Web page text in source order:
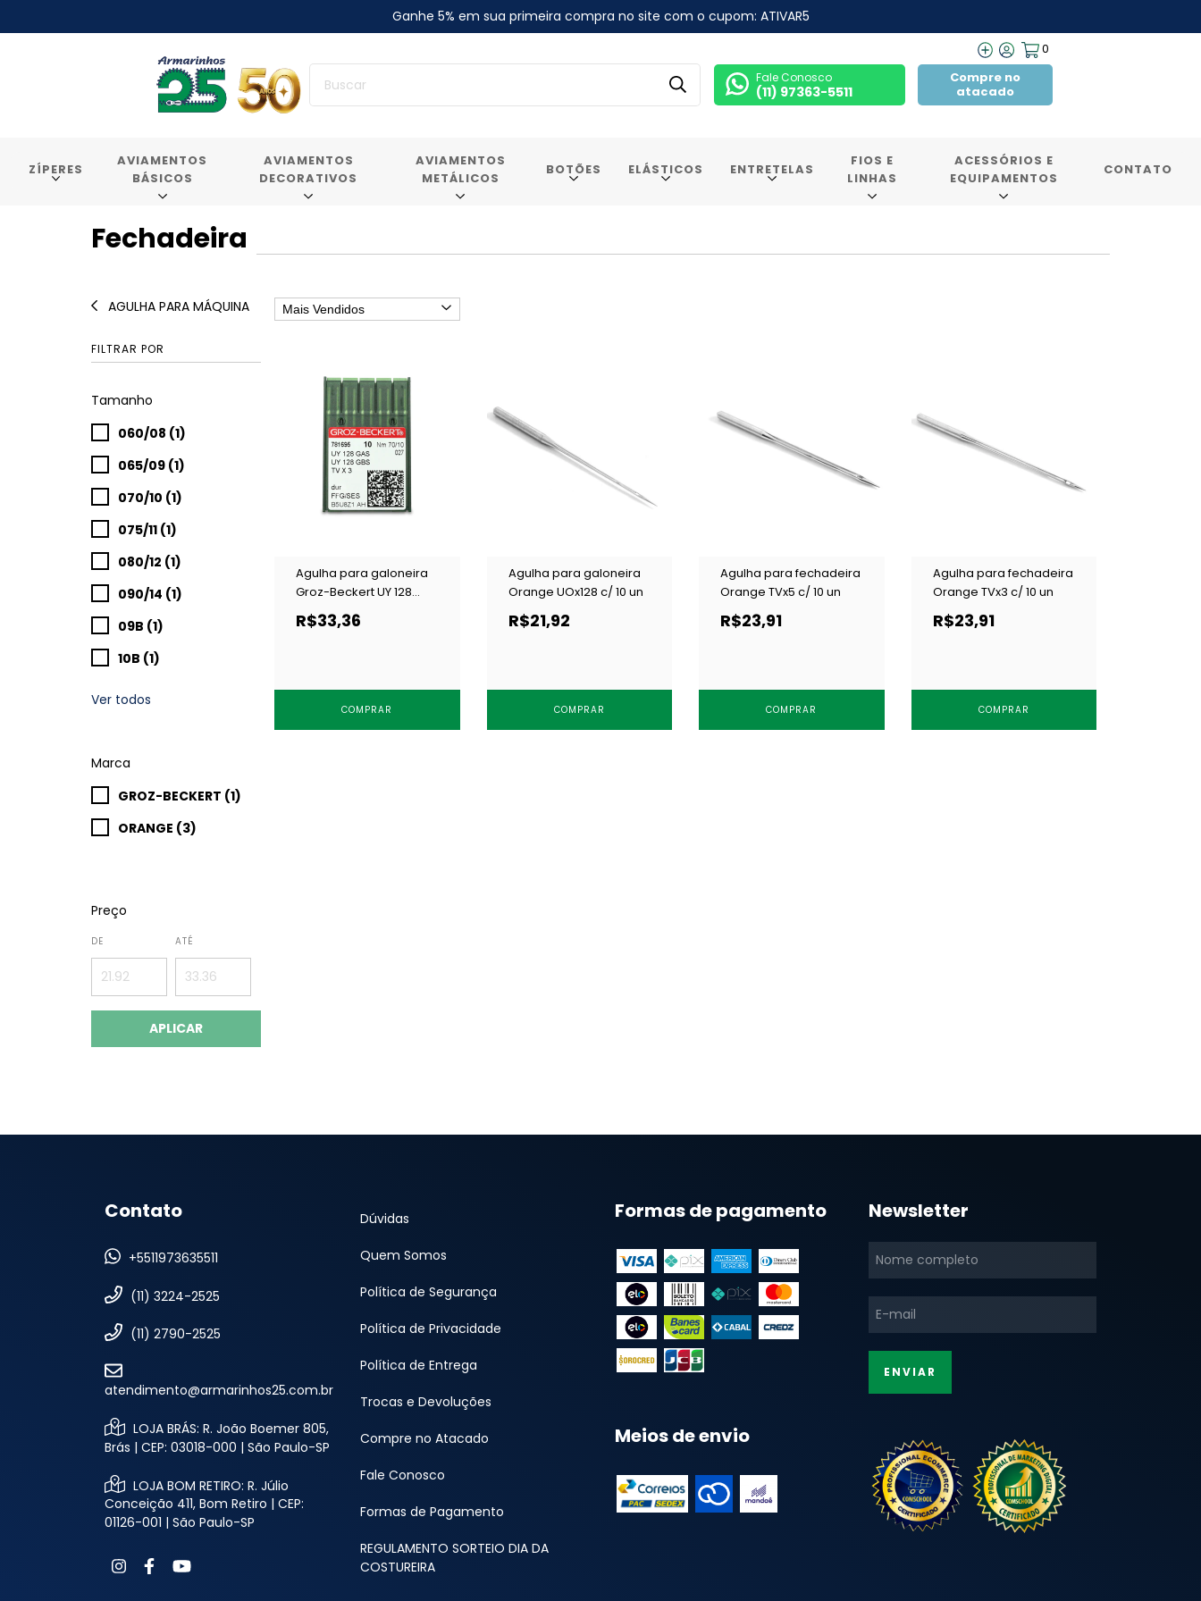
Ganhe 5% em sua primeira compra no site com o cupom: ATIVAR5
0
Fale Conosco
(11) 97363-5511
Compre no
atacado
ZÍPERES
AVIAMENTOS
BÁSICOS
AVIAMENTOS
DECORATIVOS
AVIAMENTOS
METÁLICOS
BOTÕES ELÁSTICOS ENTRETELAS
FIOS E
LINHAS
ACESSÓRIOS E
EQUIPAMENTOS
CONTATO
Fechadeira
AGULHA PARA MÁQUINA
FILTRAR POR
Tamanho
060/08 (1)
065/09 (1)
070/10 (1)
075/11 (1)
080/12 (1)
090/14 (1)
09B (1)
10B (1)
Ver todos
Marca
GROZ-BECKERT (1)
ORANGE (3)
Preço
DE ATÉ
APLICAR
Agulha para galoneira
Groz-Beckert UY 128
GAS (UOx128) FFG/SES c/
10 un
R$33,36
COMPRAR
Agulha para galoneira
Orange UOx128 c/ 10 un
R$21,92
COMPRAR
Agulha para fechadeira
Orange TVx5 c/ 10 un
R$23,91
COMPRAR
Agulha para fechadeira
Orange TVx3 c/ 10 un
R$23,91
COMPRAR
Contato
+5511973635511
(11) 3224-2525
(11) 2790-2525
atendimento@armarinhos25.com.br
LOJA BRÁS: R. João Boemer 805,
Brás | CEP: 03018-000 | São Paulo-SP
LOJA BOM RETIRO: R. Júlio
Conceição 411, Bom Retiro | CEP:
01126-001 | São Paulo-SP
Dúvidas
Quem Somos
Política de Segurança
Política de Privacidade
Política de Entrega
Trocas e Devoluções
Compre no Atacado
Fale Conosco
Formas de Pagamento
REGULAMENTO SORTEIO DIA DA
COSTUREIRA
Formas de pagamento
Meios de envio
Newsletter